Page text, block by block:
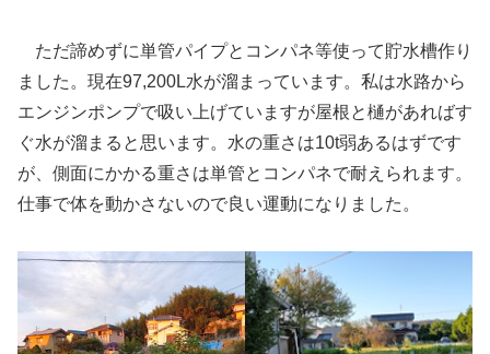
ただ諦めずに単管パイプとコンパネ等使って貯水槽作り
ました。現在97,200L水が溜まっています。私は水路から
エンジンポンプで吸い上げていますが屋根と樋があればす
ぐ水が溜まると思います。水の重さは10t弱あるはずです
が、側面にかかる重さは単管とコンパネで耐えられます。
仕事で体を動かさないので良い運動になりました。